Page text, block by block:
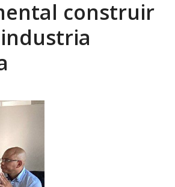
AGOSTO 6, 2026
construir